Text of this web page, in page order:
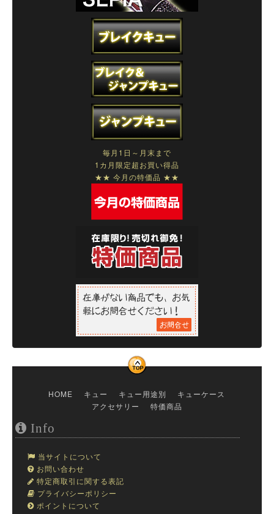
毎月1日～月末まで
1カ月限定超お買い得品
★★ 今月の特価品 ★★
HOME キュー キュー用途別
キューケース
アクセサリー
特価商品
Info
当サイトについて
お問い合わせ
特定商取引に関する表記
プライバシーポリシー
ポイントについて